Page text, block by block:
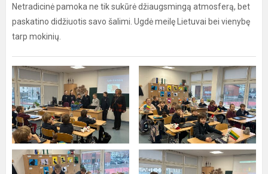
Netradicinė pamoka ne tik sukūrė džiaugsmingą atmosferą, bet
paskatino didžiuotis savo šalimi. Ugdė meilę Lietuvai bei vienybę
tarp mokinių.